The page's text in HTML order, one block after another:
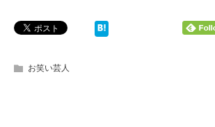
お笑い芸人